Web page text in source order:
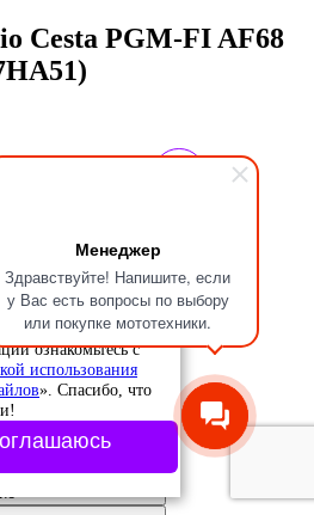
Менеджер
Здравствуйте! Напишите, если
у Вас есть вопросы по выбору
или покупке мототехники.
Cesta PGM-FI AF68
в
в
cookie-файлы,
ваши
и улучшить
Продолжая
вы соглашаетесь с
ознакомьтесь с
использования
». Спасибо, что